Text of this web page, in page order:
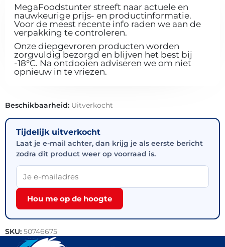
MegaFoodstunter streeft naar actuele en
nauwkeurige prijs- en productinformatie.
Voor de meest recente info raden we aan de
verpakking te controleren.
Onze diepgevroren producten worden
zorgvuldig bezorgd en blijven het best bij
-18°C. Na ontdooien adviseren we om niet
opnieuw in te vriezen.
Beschikbaarheid: Uitverkocht
Tijdelijk uitverkocht
Laat je e-mail achter, dan krijg je als eerste bericht
zodra dit product weer op voorraad is.
Hou me op de hoogte
SKU: 50746675
Categorieën:Bekerijs